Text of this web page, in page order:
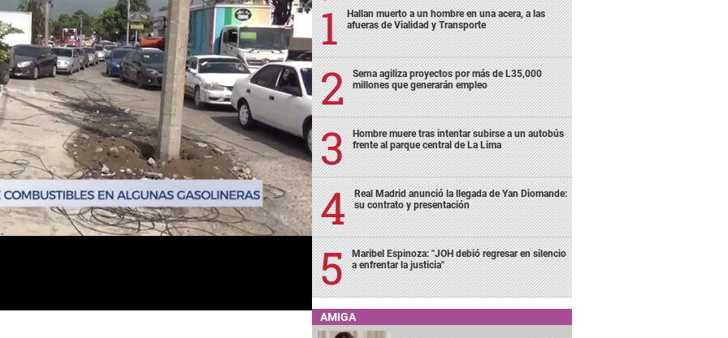
Hallan muerto a un hombre en una acera, a las
afueras de Vialidad y Transporte
Serna agiliza proyectos por más de L35,000
millones que generarán empleo
Hombre muere tras intentar subirse a un autobús
frente al parque central de La Lima
Real Madrid anunció la llegada de Yan Diomande:
su contrato y presentación
Maribel Espinoza: "JOH debió regresar en silencio
a enfrentar la justicia"
AMIGA